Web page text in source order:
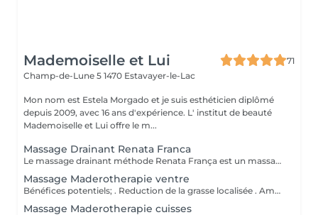
Mademoiselle et Lui
71
Champ-de-Lune 5 1470 Estavayer-le-Lac
Mon nom est Estela Morgado et je suis esthéticien diplômé
depuis 2009, avec 16 ans d'expérience. L' institut de beauté
Mademoiselle et Lui offre le m...
Massage Drainant Renata Franca
Le massage drainant méthode Renata França est un massage manuel avec une pression ferme et un rythme rapide, ainsi qu'un pompage et des manuvres uniques pour des résultats immédiats. Cette technique réduit les oedèmes, active la circulation sanguine et améliore un réseau complexe de vaisseaux qui déplacent les fluides corporels, réduisant ainsi la cellulite tant redoutée. Le résultat est un corps moins gonflé et galbé avec un métabolisme plus rapide et donc une sensation de bien-être. Contraindications: Inflammation (Fièvre) et/ou inflammation bactérienne Thrombose Trois premiers mois de la grossesse Problèmes cardiaques majeurs Tumeurs malignes
Massage Maderotherapie ventre
Bénéfices potentiels; . Reduction de la grasse localisée . Amelioration de la digestion . Réduction de celulite abdominale Pour un résultat visible c'est recommandé faire entre 6 à 10 séances combinées avec hydratation exercice physique et alimentation équilibré. Non adapté en cas de grossesse, hernies troubles digestives ou maladies inflammatoires.
Massage Maderotherapie cuisses